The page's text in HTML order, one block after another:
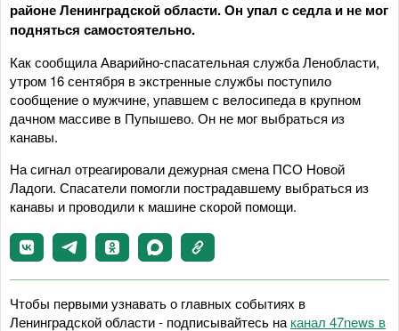
районе Ленинградской области. Он упал с седла и не мог
подняться самостоятельно.
Как сообщила Аварийно-спасательная служба Ленобласти,
утром 16 сентября в экстренные службы поступило
сообщение о мужчине, упавшем с велосипеда в крупном
дачном массиве в Пупышево. Он не мог выбраться из
канавы.
На сигнал отреагировали дежурная смена ПСО Новой
Ладоги. Спасатели помогли пострадавшему выбраться из
канавы и проводили к машине скорой помощи.
Чтобы первыми узнавать о главных событиях в
Ленинградской области - подписывайтесь на канал 47news в